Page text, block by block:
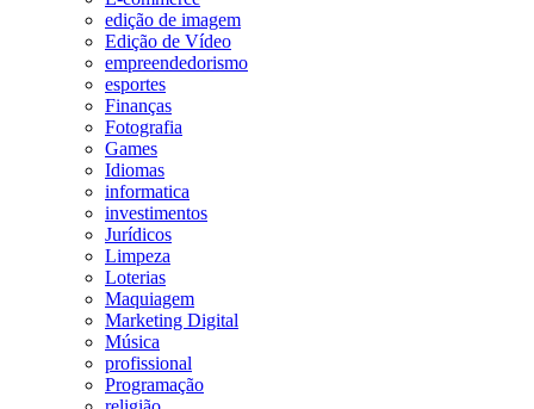
edição de imagem
Edição de Vídeo
empreendedorismo
esportes
Finanças
Fotografia
Games
Idiomas
informatica
investimentos
Jurídicos
Limpeza
Loterias
Maquiagem
Marketing Digital
Música
profissional
Programação